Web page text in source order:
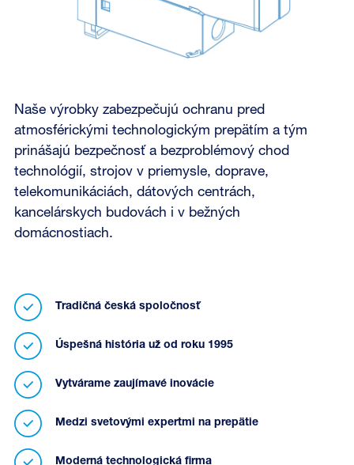
Naše výrobky zabezpečujú ochranu pred
atmosférickými technologickým prepätím a tým
prinášajú bezpečnosť a bezproblémový chod
technológií, strojov v priemysle, doprave,
telekomunikáciách, dátových centrách,
kancelárskych budovách i v bežných
domácnostiach.
Tradičná česká spoločnosť
Úspešná história už od roku 1995
Vytvárame zaujímavé inovácie
Medzi svetovými expertmi na prepätie
Moderná technologická firma